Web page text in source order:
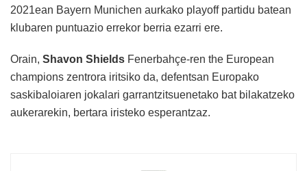
2021ean Bayern Munichen aurkako playoff partidu batean
klubaren puntuazio errekor berria ezarri ere.
Orain, Shavon Shields Fenerbahçe-ren the European
champions zentrora iritsiko da, defentsan Europako
saskibaloiaren jokalari garrantzitsuenetako bat bilakatzeko
aukerarekin, bertara iristeko esperantzaz.